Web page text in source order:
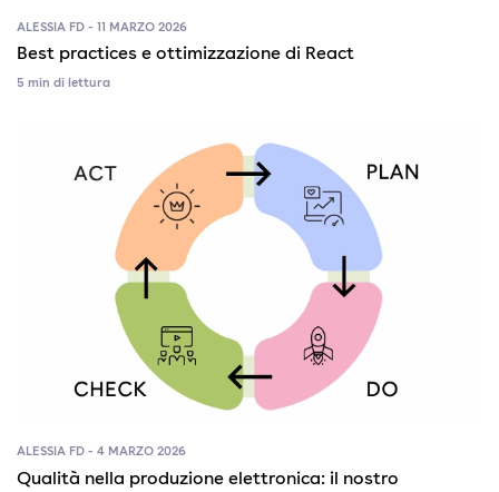
ALESSIA FD - 11 MARZO 2026
Best practices e ottimizzazione di React
5 min di lettura
ALESSIA FD - 4 MARZO 2026
Qualità nella produzione elettronica: il nostro